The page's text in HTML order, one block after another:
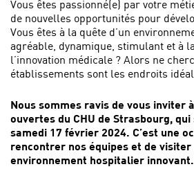
Vous êtes passionné(e) par votre
de nouvelles opportunités pour
Vous êtes à la quête d’un
agréable, dynamique, stimulant et à
l’innovation médicale ? Alors ne
établissements sont les endroits
Nous sommes ravis de vous inviter
ouvertes du CHU de Strasbourg,
samedi 17 février 2024. C’est une
rencontrer nos équipes et de
environnement hospitalier innovant.